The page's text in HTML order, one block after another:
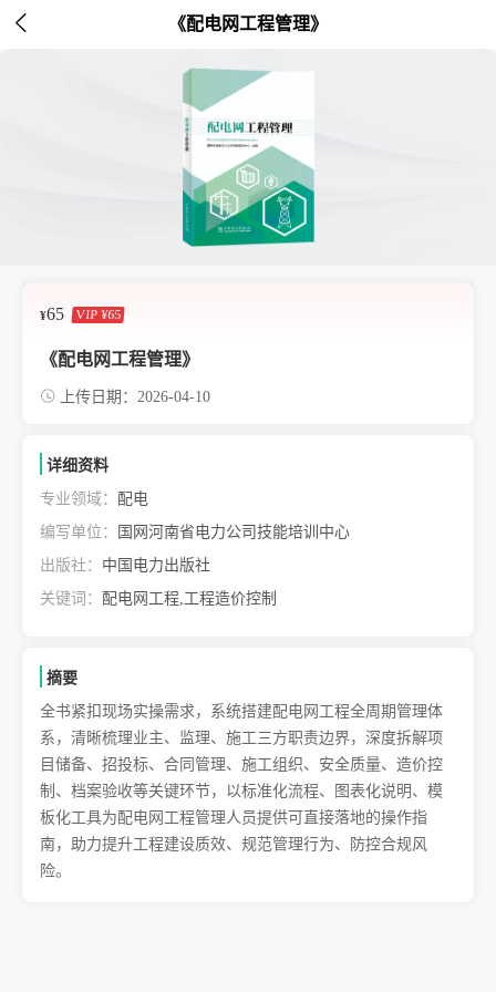
 《配电网工程管理》
¥65 VIP ¥65
《配电网工程管理》
上传日期：2026-04-10
详细资料
专业领域： 配电
编写单位：
国网河南省电力公司技能培训中心
出版社： 中国电力出版社
关键词： 配电网工程,工程造价控制
摘要
全书紧扣现场实操需求，系统搭建配电网工程全周期管理体
系，清晰梳理业主、监理、施工三方职责边界，深度拆解项
目储备、招投标、合同管理、施工组织、安全质量、造价控
制、档案验收等关键环节，以标准化流程、图表化说明、模
板化工具为配电网工程管理人员提供可直接落地的操作指
南，助力提升工程建设质效、规范管理行为、防控合规风
险。